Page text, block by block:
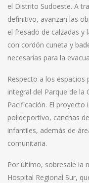
el Distrito Sudoeste. A
definitivo, avanzan las
el fresado de calzadas y
con cordón cuneta y
necesarias para la
Respecto a los
integral del Parque de la
Pacificación. El proyecto
polideportivo, canchas
infantiles, además de
comunitaria.
Por último, sobresale la
Hospital Regional Sur,